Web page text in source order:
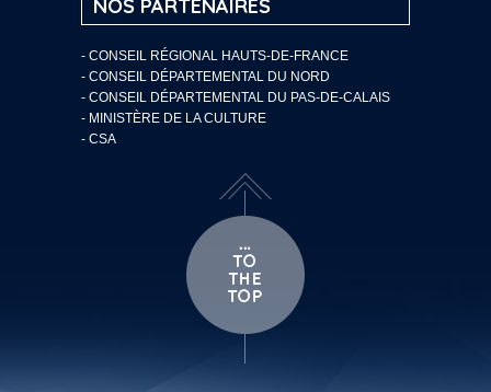
NOS PARTENAIRES
- CONSEIL RÉGIONAL HAUTS-DE-FRANCE
- CONSEIL DÉPARTEMENTAL DU NORD
- CONSEIL DÉPARTEMENTAL DU PAS-DE-CALAIS
- MINISTÈRE DE LA CULTURE
- CSA